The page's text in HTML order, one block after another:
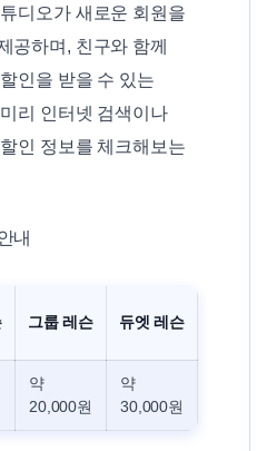
디오가 새로운 회원을
공하며, 친구와 함께
인을 받을 수 있는
리 인터넷 검색이나
인 정보를 체크해보는
내
그룹 레슨 듀엣 레슨
약
20,000원
약
30,000원